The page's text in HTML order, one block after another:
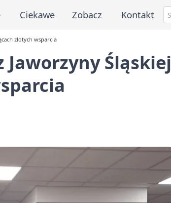
Ciekawe Zobacz Kontakt
złotych wsparcia
Śląskiej